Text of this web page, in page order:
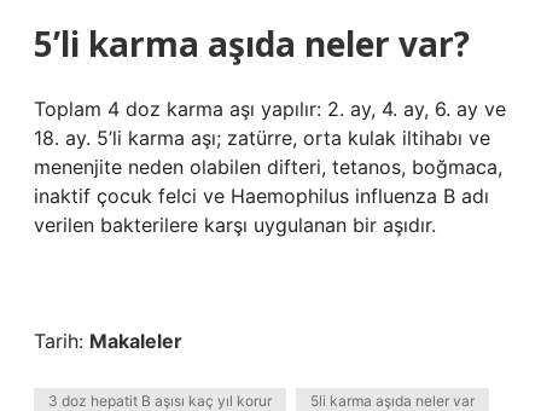
5’li karma aşıda neler var?
Toplam 4 doz karma aşı yapılır: 2. ay, 4. ay, 6. ay ve
18. ay. 5’li karma aşı; zatürre, orta kulak iltihabı ve
menenjite neden olabilen difteri, tetanos, boğmaca,
inaktif çocuk felci ve Haemophilus influenza B adı
verilen bakterilere karşı uygulanan bir aşıdır.
Tarih: Makaleler
3 doz hepatit B aşısı kaç yıl korur 5li karma aşıda neler var